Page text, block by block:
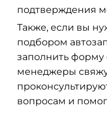
подтверждения
Также, если вы
подбором
заполнить форму
менеджеры
вопросам и